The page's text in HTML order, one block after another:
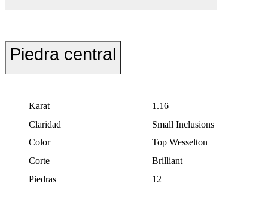
Piedra central
Karat
1.16
Claridad
Small Inclusions
Color
Top Wesselton
Corte
Brilliant
Piedras
12